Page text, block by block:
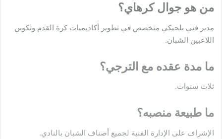
من هو جوال كرهاي؟
مدير فني بلجيكي متخصص في تطوير أكاديميات كرة القدم وتكوين
اللاعبين الشبان.
ما مدة عقده مع الترجي؟
ثلاث سنوات.
ما طبيعة منصبه؟
الإشراف على الإدارة الفنية لجميع أصناف الشبان بالنادي.